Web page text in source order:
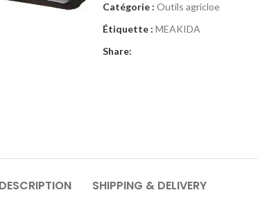
Catégorie : Outils agricloe
Étiquette : MEAKIDA
Share:
DESCRIPTION SHIPPING & DELIVERY